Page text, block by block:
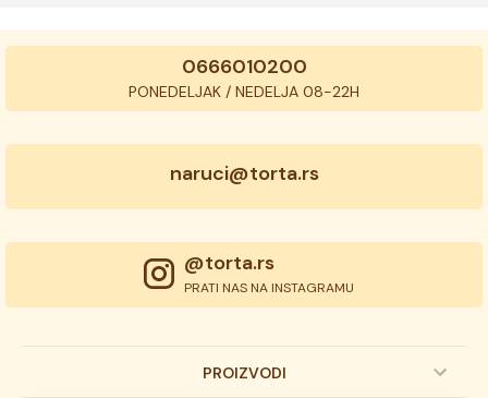
0666010200
PONEDELJAK / NEDELJA 08-22H
naruci@torta.rs
@torta.rs
PRATI NAS NA INSTAGRAMU
PROIZVODI